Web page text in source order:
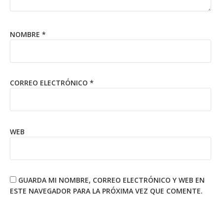
NOMBRE *
CORREO ELECTRÓNICO *
WEB
GUARDA MI NOMBRE, CORREO ELECTRÓNICO Y WEB EN
ESTE NAVEGADOR PARA LA PRÓXIMA VEZ QUE COMENTE.